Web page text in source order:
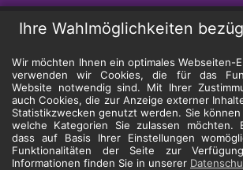
Ihre Wahlmöglichkeiten
Wir möchten Ihnen ein optimales Webseiten-
verwenden wir Cookies, die für das
Website notwendig sind. Mit Ihrer
auch Cookies, die zur Anzeige externer
Statistikzwecken genutzt werden. Sie
welche Kategorien Sie zulassen möchten.
dass auf Basis Ihrer Einstellungen
Funktionalitäten der Seite zur
Informationen finden Sie in unserer